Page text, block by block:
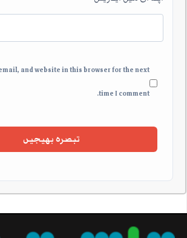
and website in this browser for the next
time I comment.